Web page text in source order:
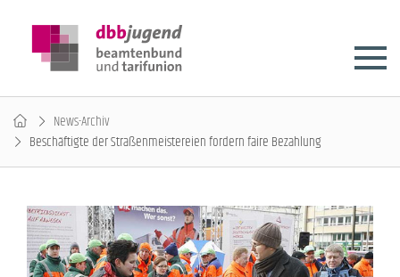
News-Archiv
Beschäftigte der Straßenmeistereien fordern faire Bezahlung